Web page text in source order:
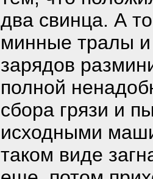
два свинца. А
минные тралы и
зарядов
полной
сбора грязи и
исходными
таком виде